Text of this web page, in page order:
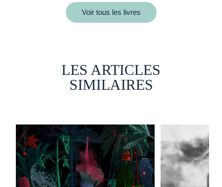
Voir tous les livres
LES ARTICLES
SIMILAIRES